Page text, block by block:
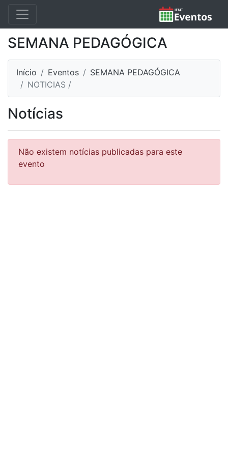
SEMANA PEDAGÓGICA
Início Eventos
SEMANA PEDAGÓGICA
NOTICIAS /
Notícias
Não existem notícias publicadas para este
evento